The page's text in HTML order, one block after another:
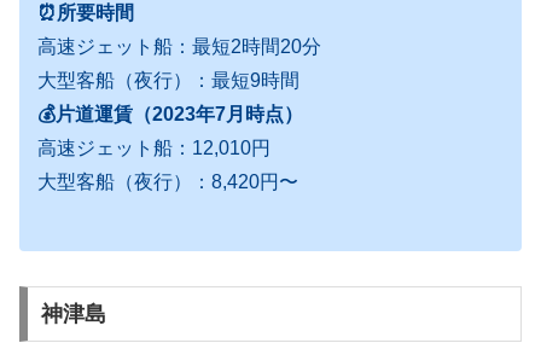
⏰所要時間
高速ジェット船：最短2時間20分
大型客船（夜行）：最短9時間
💰片道運賃（2023年7月時点）
高速ジェット船：12,010円
大型客船（夜行）：8,420円〜
神津島